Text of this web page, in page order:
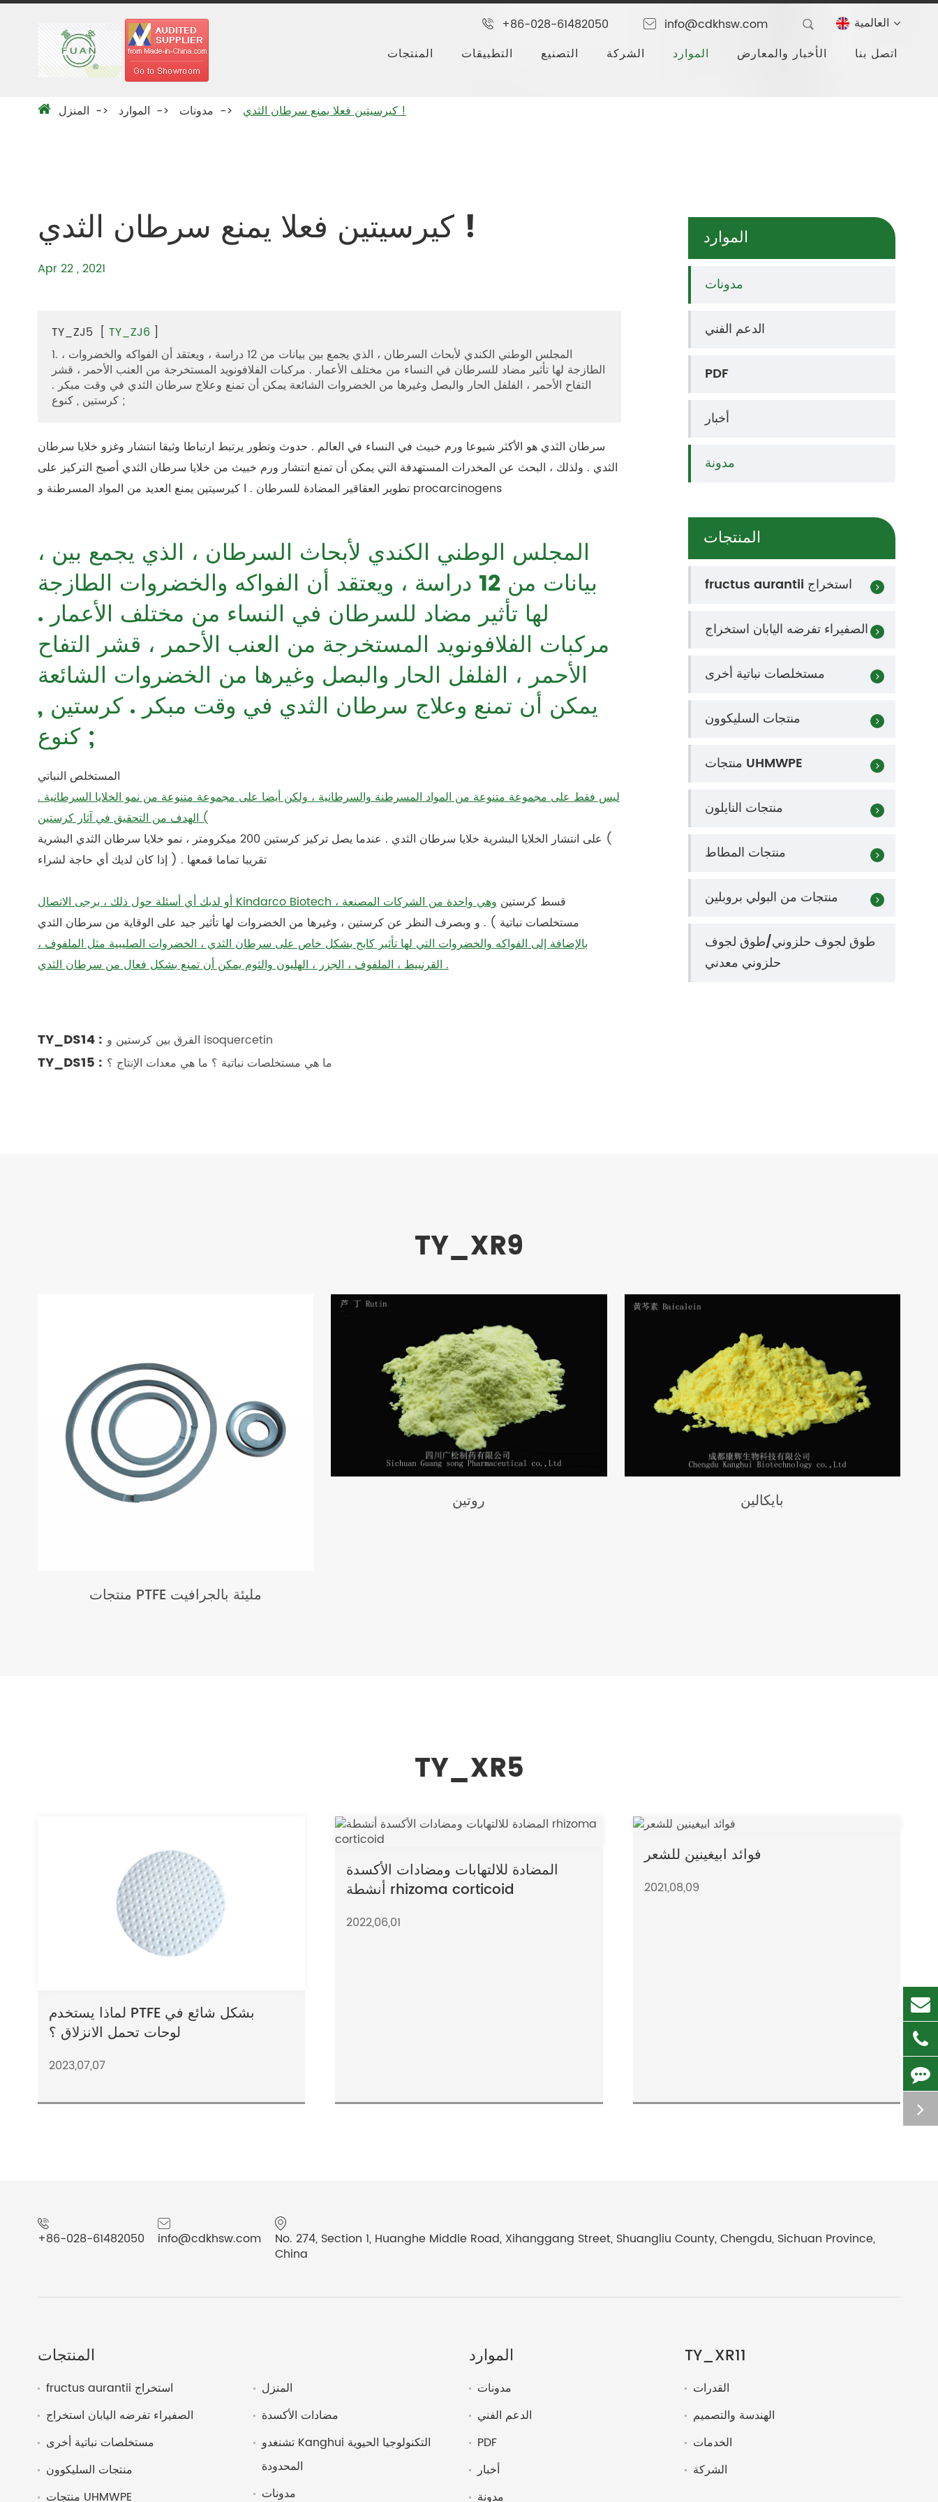
+86-028-61482050 info@cdkhsw.com
العالمية
المنتجات
التطبيقات التصنيع الشركة الموارد الأخبار والمعارض اتصل بنا
المنزل الموارد مدونات كيرسيتين فعلا يمنع سرطان الثدي !
كيرسيتين فعلا يمنع سرطان الثدي !
Apr 22 , 2021
TY_ZJ5 [ TY_ZJ6 ]
1. ، المجلس الوطني الكندي لأبحاث السرطان ، الذي يجمع بين بيانات من 12 دراسة ، ويعتقد أن الفواكه والخضروات
الطازجة لها تأثير مضاد للسرطان في النساء من مختلف الأعمار . مركبات الفلافونويد المستخرجة من العنب الأحمر ، قشر
التفاح الأحمر ، الفلفل الحار والبصل وغيرها من الخضروات الشائعة يمكن أن تمنع وعلاج سرطان الثدي في وقت مبكر .
كرستين , كنوع ;
سرطان الثدي هو الأكثر شيوعا ورم خبيث في النساء في العالم . حدوث وتطور يرتبط ارتباطا وثيقا انتشار وغزو خلايا سرطان
الثدي . ولذلك ، البحث عن المخدرات المستهدفة التي يمكن أن تمنع انتشار ورم خبيث من خلايا سرطان الثدي أصبح التركيز على
تطوير العقاقير المضادة للسرطان . ا كيرسيتين يمنع العديد من المواد المسرطنة و procarcinogens
، المجلس الوطني الكندي لأبحاث السرطان ، الذي يجمع بين
بيانات من 12 دراسة ، ويعتقد أن الفواكه والخضروات الطازجة
لها تأثير مضاد للسرطان في النساء من مختلف الأعمار .
مركبات الفلافونويد المستخرجة من العنب الأحمر ، قشر التفاح
الأحمر ، الفلفل الحار والبصل وغيرها من الخضروات الشائعة
يمكن أن تمنع وعلاج سرطان الثدي في وقت مبكر . كرستين ,
كنوع ;
المستخلص النباتي
ليس فقط على مجموعة متنوعة من المواد المسرطنة والسرطانية ، ولكن أيضا على مجموعة متنوعة من نمو الخلايا السرطانية .
الهدف من التحقيق في آثار كرستين (
) على انتشار الخلايا البشرية خلايا سرطان الثدي . عندما يصل تركيز كرستين 200 ميكرومتر ، نمو خلايا سرطان الثدي البشرية
تقريبا تماما قمعها . ( إذا كان لديك أي حاجة لشراء
قسط كرستينأو لديك أي أسئلة حول ذلك ، يرجى الاتصال Kindarco Biotech ، وهي واحدة من الشركات المصنعة
مستخلصات نباتية ) . و وبصرف النظر عن كرستين ، وغيرها من الخضروات لها تأثير جيد على الوقاية من سرطان الثدي
بالإضافة إلى الفواكه والخضروات التي لها تأثير كابح بشكل خاص على سرطان الثدي ، الخضروات الصليبية مثل الملفوف ،
القرنبيط ، الملفوف ، الجزر ، الهليون والثوم يمكن أن تمنع بشكل فعال من سرطان الثدي .
TY_DS14 : الفرق بين كرستين و isoquercetin
TY_DS15 : ما هي مستخلصات نباتية ؟ ما هي معدات الإنتاج ؟
الموارد
مدونات
الدعم الفني
PDF
أخبار
مدونة
المنتجات
fructus aurantii استخراج
الصفيراء تفرضه اليابان استخراج
مستخلصات نباتية أخرى
منتجات السليكوون
منتجات UHMWPE
منتجات النايلون
منتجات المطاط
منتجات من البولي بروبلين
طوق لجوف حلزوني/طوق لجوف
حلزوني معدني
TY_XR9
منتجات PTFE مليئة بالجرافيت
روتين بايكالين
TY_XR5
لماذا يستخدم PTFE بشكل شائع في
لوحات تحمل الانزلاق ؟
2023,07,07
المضادة للالتهابات ومضادات الأكسدة
أنشطة rhizoma corticoid
2022,06,01
فوائد ابيغينين للشعر
2021,08,09
+86-028-61482050 info@cdkhsw.com
No. 274, Section 1, Huanghe Middle Road, Xihanggang Street, Shuangliu County, Chengdu, Sichuan Province,
China
المنتجات
fructus aurantii استخراج
الصفيراء تفرضه اليابان استخراج
مستخلصات نباتية أخرى
منتجات السليكوون
منتجات UHMWPE
المنزل
مضادات الأكسدة
تشنغدو Kanghui التكنولوجيا الحيوية
المحدودة
مدونات
الموارد
مدونات
الدعم الفني
PDF
أخبار
مدونة
TY_XR11
القدرات
الهندسة والتصميم
الخدمات
الشركة